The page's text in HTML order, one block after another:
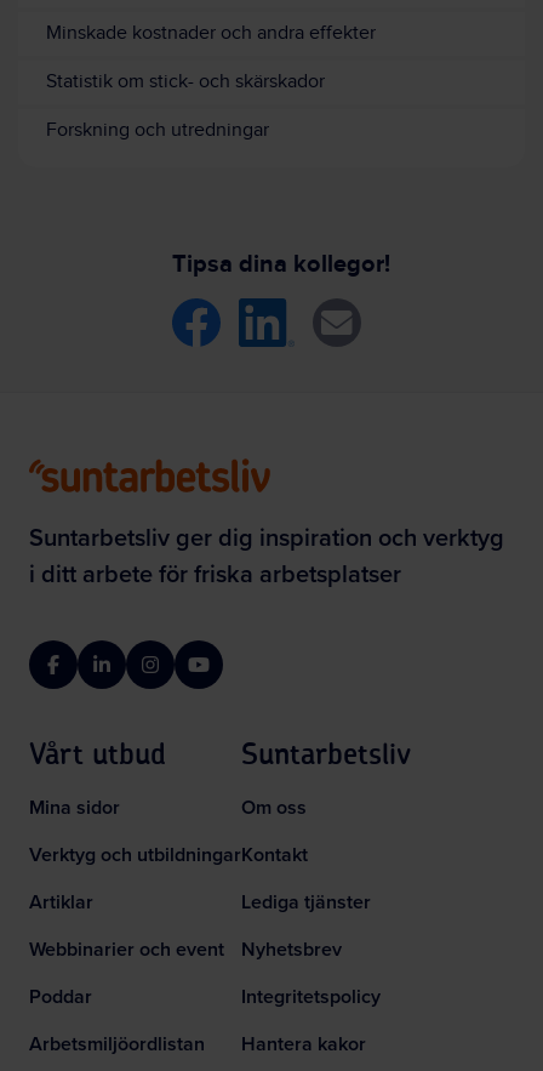
Minskade kostnader och andra effekter
Statistik om stick- och skärskador
Forskning och utredningar
Tipsa dina kollegor!
Suntarbetsliv ger dig inspiration och verktyg
i ditt arbete för friska arbetsplatser
FacebookLinkedInInstagramYouTube
Vårt utbud
Mina sidor
Verktyg och utbildningar
Artiklar
Webbinarier och event
Poddar
Arbetsmiljöordlistan
Suntarbetsliv
Om oss
Kontakt
Lediga tjänster
Nyhetsbrev
Integritetspolicy
Hantera kakor